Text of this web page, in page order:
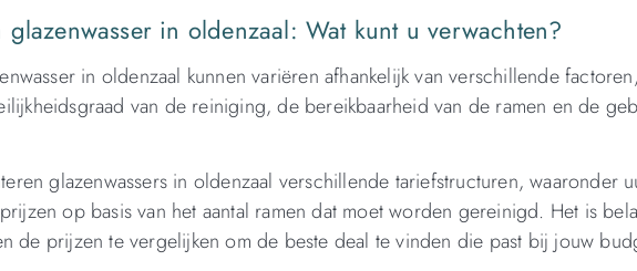
glazenwasser in oldenzaal: Wat kunt u verwachten?
in oldenzaal kunnen variëren afhankelijk van verschillende
van de reiniging, de bereikbaarheid van de ramen en de
glazenwassers in oldenzaal verschillende tariefstructuren, waaronder
op basis van het aantal ramen dat moet worden gereinigd. Het is
de prijzen te vergelijken om de beste deal te vinden die past bij jouw